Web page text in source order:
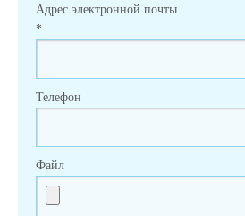
Адрес электронной почты
*
Телефон
Файл